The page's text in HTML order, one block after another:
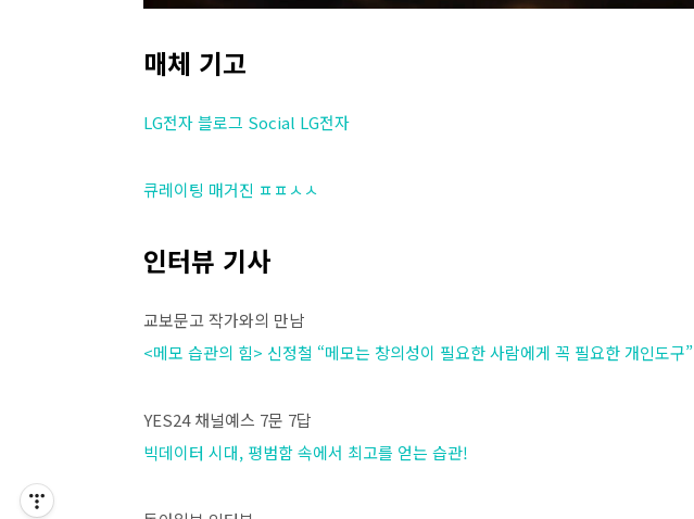
매체 기고
LG전자 블로그 Social LG전자
큐레이팅 매거진 ㅍㅍㅅㅅ
인터뷰 기사
교보문고 작가와의 만남
<메모 습관의 힘> 신정철 “메모는 창의성이 필요한 사람에게 꼭 필요한 개인도구”
YES24 채널예스 7문 7답
빅데이터 시대, 평범함 속에서 최고를 얻는 습관!